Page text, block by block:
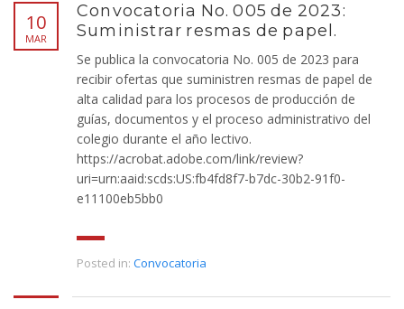
10
MAR
Convocatoria No. 005 de 2023:
Suministrar resmas de papel.
Se publica la convocatoria No. 005 de 2023 para
recibir ofertas que suministren resmas de papel de
alta calidad para los procesos de producción de
guías, documentos y el proceso administrativo del
colegio durante el año lectivo.
https://acrobat.adobe.com/link/review?
uri=urn:aaid:scds:US:fb4fd8f7-b7dc-30b2-91f0-
e11100eb5bb0
Posted in: Convocatoria